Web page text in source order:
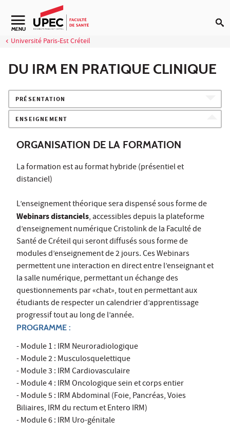
Aller au contenu
Navigation secondaire
MENU
Université Paris-Est Créteil
DU IRM EN PRATIQUE CLINIQUE
PRÉSENTATION
ENSEIGNEMENT
ORGANISATION DE LA FORMATION
La formation est au format hybride (présentiel et
distanciel)
L’enseignement théorique sera dispensé sous forme de
Webinars distanciels, accessibles depuis la plateforme
d’enseignement numérique Cristolink de la Faculté de
Santé de Créteil qui seront diffusés sous forme de
modules d’enseignement de 2 jours. Ces Webinars
permettent une interaction en direct entre l’enseignant et
la salle numérique, permettant un échange des
questionnements par «chat», tout en permettant aux
étudiants de respecter un calendrier d’apprentissage
progressif tout au long de l’année.
PROGRAMME :
- Module 1 : IRM Neuroradiologique
- Module 2 : Musculosquelettique
- Module 3 : IRM Cardiovasculaire
- Module 4 : IRM Oncologique sein et corps entier
- Module 5 : IRM Abdominal (Foie, Pancréas, Voies
Biliaires, IRM du rectum et Entero IRM)
- Module 6 : IRM Uro-génitale